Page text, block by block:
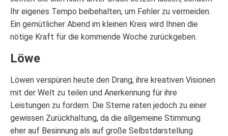
Ihr eigenes Tempo beibehalten, um Fehler zu vermeiden.
Ein gemütlicher Abend im kleinen Kreis wird Ihnen die
nötige Kraft für die kommende Woche zurückgeben.
Löwe
Löwen verspüren heute den Drang, ihre kreativen Visionen
mit der Welt zu teilen und Anerkennung für ihre
Leistungen zu fordern. Die Sterne raten jedoch zu einer
gewissen Zurückhaltung, da die allgemeine Stimmung
eher auf Besinnung als auf große Selbstdarstellung